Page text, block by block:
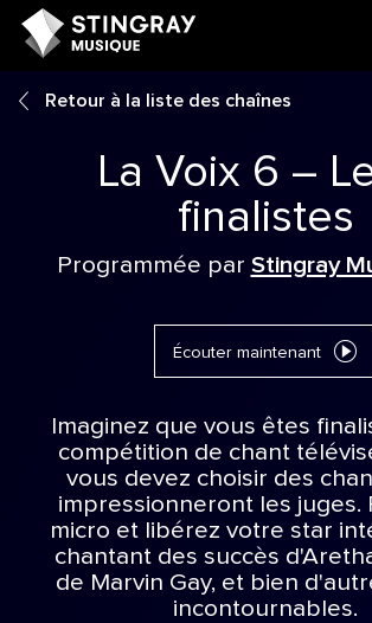
Retour à la liste des chaînes
La Voix 6 –
finalistes
Programmée par Stingray
Écouter maintenant
Imaginez que vous êtes
compétition de chant
vous devez choisir des
impressionneront les juges.
micro et libérez votre star
chantant des succès
de Marvin Gay, et bien
incontournables.